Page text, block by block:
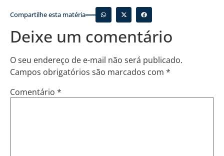
Compartilhe esta matéria
Deixe um comentário
O seu endereço de e-mail não será publicado.
Campos obrigatórios são marcados com *
Comentário *